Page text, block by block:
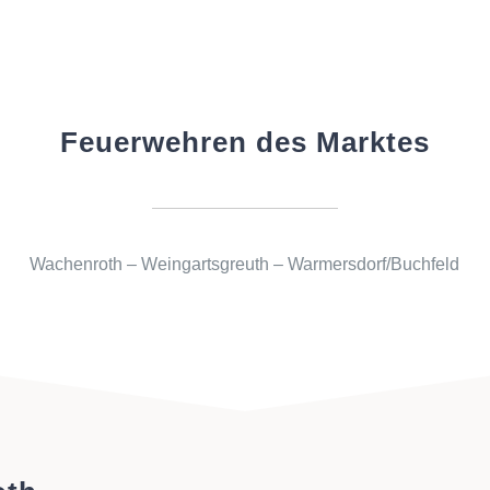
Feuerwehren des Marktes
Wachenroth – Weingartsgreuth – Warmersdorf/Buchfeld